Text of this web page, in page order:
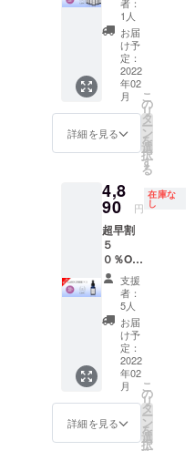
律600円
※希望小
売価格
10個
85,800
円（税
込）の
とこ
ろ、
45％
円（送
料別）
でお届
けいた
しま
す。
者：
1人
お届
け予
定：
2022
年02
月
詳細を見る
こ
の
リ
タ
ー
ン
を
選
択
す
る
4,8
90 円
在庫な
し
超早割
５
０％OF
F ・
LaBOC
美容液
1本 ・
送料一
律600円
※希望小
売価格1
個8,580
円（税
込）の
とこ
支援
者：
5人
お届
け予
定：
2022
年02
月
詳細を見る
こ
の
リ
タ
ー
ン
を
選
択